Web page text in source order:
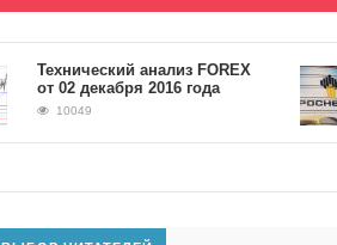
​Технический анализ FOREX
от 02 декабря 2016 года
10049